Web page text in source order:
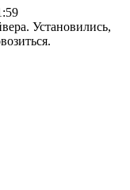
Установились,